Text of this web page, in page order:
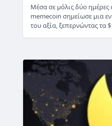
Μέσα σε μόλις δύο
memecoin σημείωσε μια
του αξία, ξεπερνώντας τα